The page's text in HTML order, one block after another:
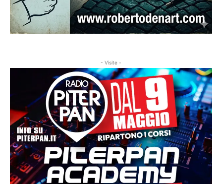
- Visite -